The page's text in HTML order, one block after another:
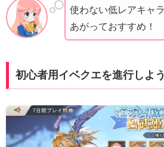
使わない低レアキャ
あがっておすすめ！
初心者用イベクエを進行しよう